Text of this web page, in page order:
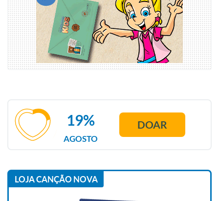
AGOSTO
19% DOAR
LOJA CANÇÃO NOVA